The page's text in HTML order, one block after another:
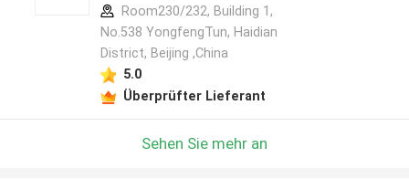
Room230/232, Building 1,
No.538 YongfengTun, Haidian
District, Beijing ,China
5.0
Überprüfter Lieferant
Sehen Sie mehr an